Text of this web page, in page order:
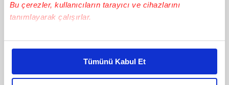
Bu çerezler, kullanıcıların tarayıcı ve cihazlarını
tanımlayarak çalışırlar.
Bu çerezlere izin vermeniz halinde sizlere özel
daha iyi reklam deneyimi yaşatabiliriz. Bunu yaparken
amacımızın size daha iyi bir reklam deneyimi sunmak
Tümünü Kabul Et